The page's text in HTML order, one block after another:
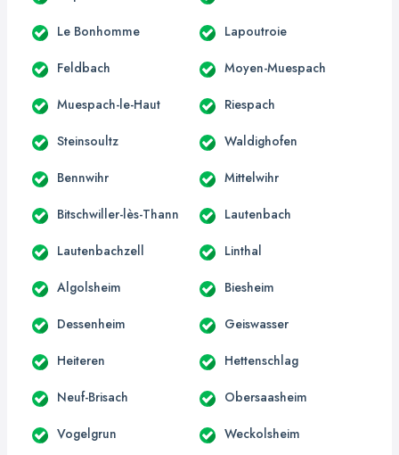
Le Bonhomme Lapoutroie
Feldbach Moyen-Muespach
Muespach-le-Haut Riespach
Steinsoultz Waldighofen
Bennwihr Mittelwihr
Bitschwiller-lès-Thann Lautenbach
Lautenbachzell Linthal
Algolsheim Biesheim
Dessenheim Geiswasser
Heiteren Hettenschlag
Neuf-Brisach Obersaasheim
Vogelgrun Weckolsheim